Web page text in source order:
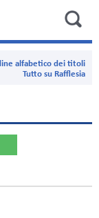
alfabetico dei titoli
Tutto su Rafflesia